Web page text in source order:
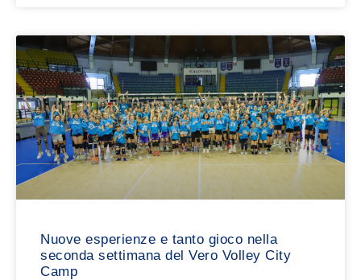
Nuove esperienze e tanto gioco nella
seconda settimana del Vero Volley City
Camp